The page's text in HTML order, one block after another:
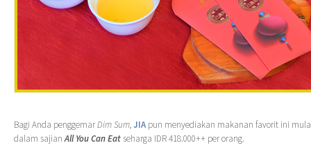
Bagi Anda penggemarDim Sum,JIA pun menyediakan makanan favorit ini
dalam sajianAll You Can Eat seharga IDR 418.000++ per orang.